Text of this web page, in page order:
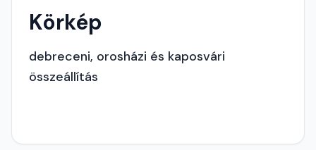
Körkép
debreceni, orosházi és kaposvári
összeállítás